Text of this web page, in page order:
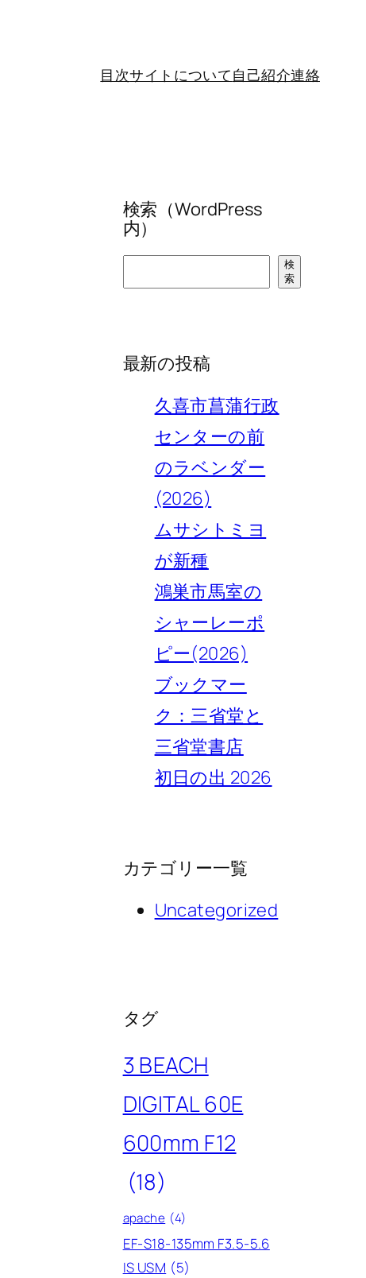
目次サイトについて自己紹介連絡
検索（WordPress
内）
検
索
最新の投稿
久喜市菖蒲行政
センターの前
のラベンダー
(2026)
ムサシトミヨ
が新種
鴻巣市馬室の
シャーレーポ
ピー(2026)
ブックマー
ク：三省堂と
三省堂書店
初日の出 2026
カテゴリー一覧
Uncategorized
タグ
3 BEACH
DIGITAL 60E
600mm F12
(18)
apache (4)
EF-S18-135mm F3.5-5.6
IS USM (5)